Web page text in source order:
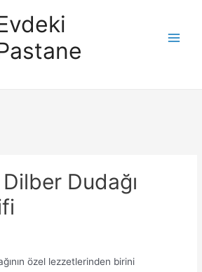
Dilber Dudağı
özel lezzetlerinden birini